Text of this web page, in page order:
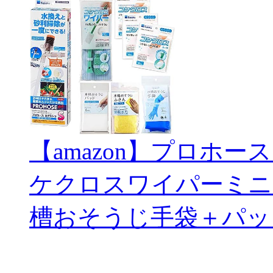
【amazon】プロホー
ケクロスワイパーミ
槽おそうじ手袋＋パ